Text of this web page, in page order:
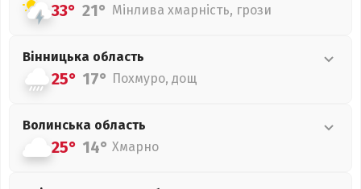
33° 21° Мінлива хмарність, грози
Вінницька область
25° 17° Похмуро, дощ
Волинська область
25° 14° Хмарно